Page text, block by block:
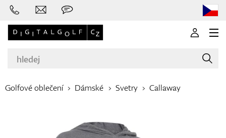
Golfové oblečení Dámské Svetry Callaway